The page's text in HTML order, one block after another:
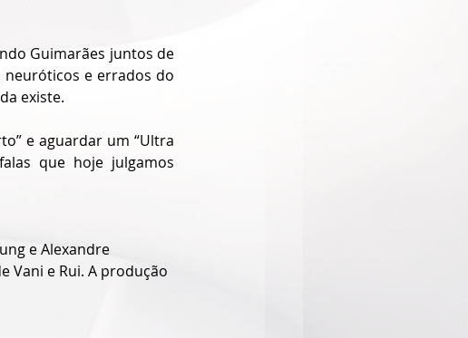
Guimarães juntos de
neuróticos e errados do
existe.
e aguardar um “Ultra
que hoje julgamos
e Alexandre
Vani e Rui. A produção